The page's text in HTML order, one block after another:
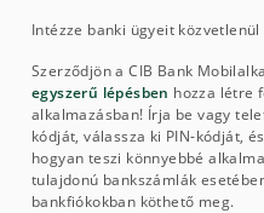
Intézze banki ügyeit
Szerződjön a CIB Bank
egyszerű lépésben hozza létre
alkalmazásban! Írja be vagy
kódját, válassza ki PIN-kódját,
hogyan teszi könnyebbé
tulajdonú bankszámlák
bankfiókokban köthető meg.